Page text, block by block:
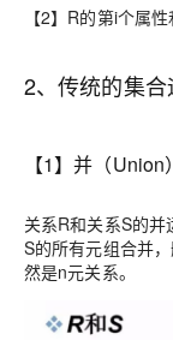
【2】R的第i个属
2、传统的集合
【1】并（Union）
关系R和关系S的
S的所有元组合并
然是n元关系。